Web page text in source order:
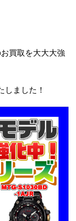
買取を大大大強
しました！